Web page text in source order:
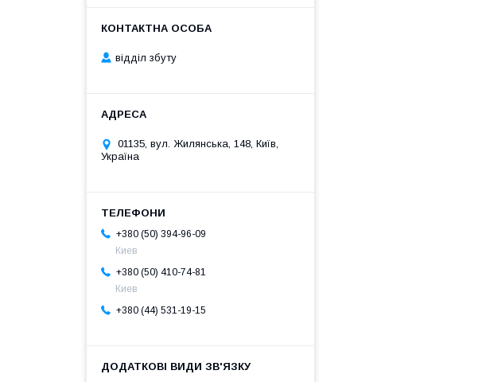
відділ збуту
01135, вул. Жилянська, 148, Київ,
Україна
+380 (50) 394-96-09
Киев
+380 (50) 410-74-81
Киев
+380 (44) 531-19-15